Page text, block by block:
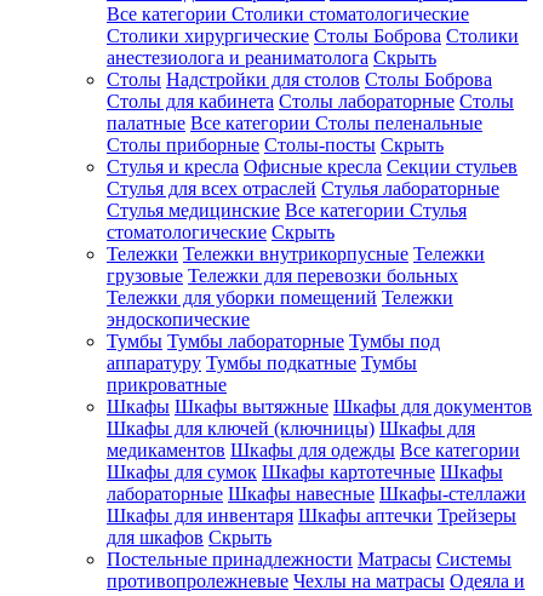
Все категории Столики стоматологические
Столики хирургические Столы Боброва Столики
анестезиолога и реаниматолога Скрыть
Столы Надстройки для столов Столы Боброва
Столы для кабинета Столы лабораторные Столы
палатные Все категории Столы пеленальные
Столы приборные Столы-посты Скрыть
Стулья и кресла Офисные кресла Секции стульев
Стулья для всех отраслей Стулья лабораторные
Стулья медицинские Все категории Стулья
стоматологические Скрыть
Тележки Тележки внутрикорпусные Тележки
грузовые Тележки для перевозки больных
Тележки для уборки помещений Тележки
эндоскопические
Тумбы Тумбы лабораторные Тумбы под
аппаратуру Тумбы подкатные Тумбы
прикроватные
Шкафы Шкафы вытяжные Шкафы для документов
Шкафы для ключей (ключницы) Шкафы для
медикаментов Шкафы для одежды Все категории
Шкафы для сумок Шкафы картотечные Шкафы
лабораторные Шкафы навесные Шкафы-стеллажи
Шкафы для инвентаря Шкафы аптечки Трейзеры
для шкафов Скрыть
Постельные принадлежности Матрасы Системы
противопролежневые Чехлы на матрасы Одеяла и